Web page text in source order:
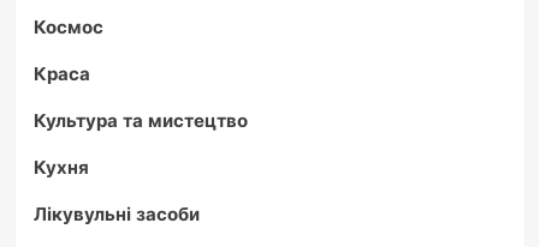
Космос
Краса
Культура та мистецтво
Кухня
Лікувульні засоби